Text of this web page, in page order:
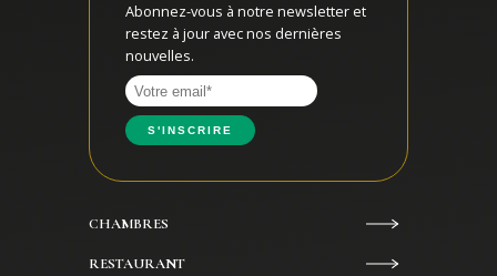
Abonnez-vous à notre newsletter et
restez à jour avec nos dernières
nouvelles.
CHAMBRES
RESTAURANT